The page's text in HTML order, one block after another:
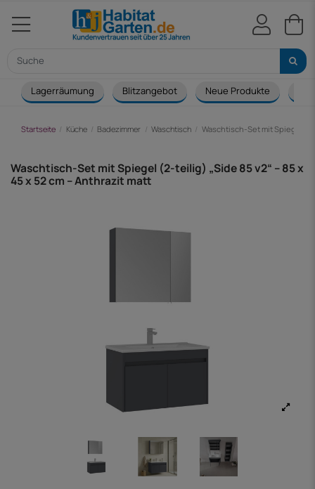
Lagerräumung Blitzangebot Neue Produkte
Startseite Küche Badezimmer Waschtisch Waschtisch-Set mit Spiegel (2-
Waschtisch-Set mit Spiegel (2-teilig) „Side 85 v2“ – 85 x
45 x 52 cm – Anthrazit matt